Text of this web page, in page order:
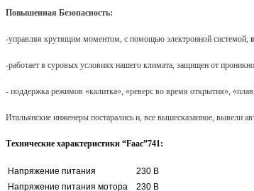
Повышенная Безопасность:
-управляя крутящим моментом, с помощью электронной системой,
-работает в суровых условиях нашего климата, защищен от
- поддержка режимов «калитка», «реверс во время открытия»,
Итальянские инженеры постарались и, все вышесказанное, вывели
Технические характеристики “Faac”741:
Напряжение питания
230 В
Напряжение питания мотора
230 В